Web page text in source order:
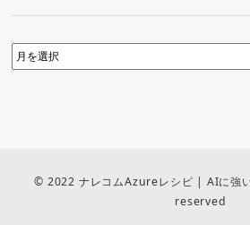
© 2022 ナレコムAzureレシピ | AIに強
reserved